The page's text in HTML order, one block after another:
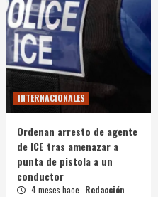
INTERNACIONALES
Ordenan arresto de agente
de ICE tras amenazar a
punta de pistola a un
conductor
4 meses hace Redacción